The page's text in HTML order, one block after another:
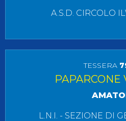
A.S.D. CIRCOLO
TESSERA
PAPARCONE
L.N.I. - SEZIONE DI